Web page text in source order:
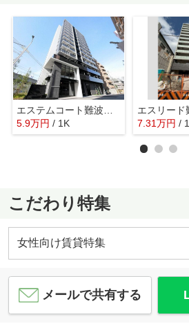
5.9万円 / 1K
7.31万円 /
こだわり特集
女性向け賃貸特集
メールで共有する